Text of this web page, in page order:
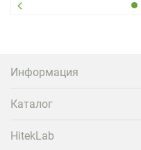
вернуться и поделиться
проектора.
Информация
Каталог
HitekLab